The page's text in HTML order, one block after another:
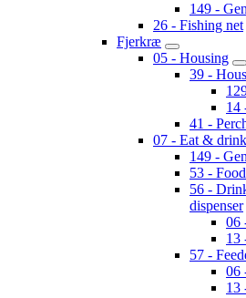
149 -
26 - Fishing net
Fjerkræ
05 - Housing
39 -
14
41 -
07 - Eat & drink
149 -
53 -
56 -
dispenser
06
13
57 -
06
13